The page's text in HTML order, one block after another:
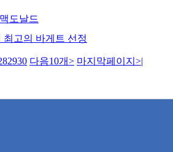
도날드
최고의 바게트 선정
2930 다음10개> 마지막페이지 >|